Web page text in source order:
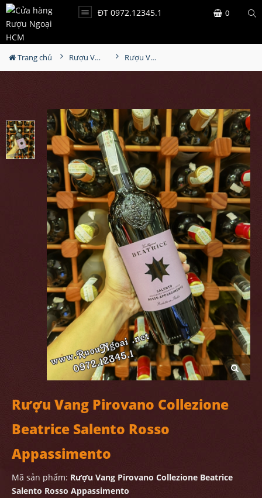
ĐT 0972.12345.1 0
Trang chủ Rượu Vang Rượu Vang Pirovano Collezione Beatrice Salento Rosso Appassimento
Rượu Vang Pirovano Collezione
Beatrice Salento Rosso
Appassimento
Mã sản phẩm: Rượu Vang Pirovano Collezione Beatrice
Salento Rosso Appassimento